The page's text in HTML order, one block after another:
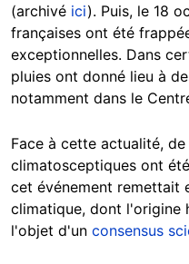
(archivé ici). Puis, le 18
françaises ont été
exceptionnelles. Dans
pluies ont donné lieu à
notamment dans le
Face à cette actualité,
climatosceptiques ont
cet événement remettait
climatique, dont l'origine
l'objet d'un consensus